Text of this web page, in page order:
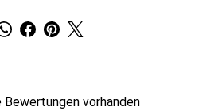
Bewertungen vorhanden